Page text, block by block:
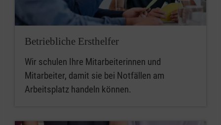
Betriebliche Ersthelfer
Wir schulen Ihre Mitarbeiterinnen und
Mitarbeiter, damit sie bei Notfällen am
Arbeitsplatz handeln können.